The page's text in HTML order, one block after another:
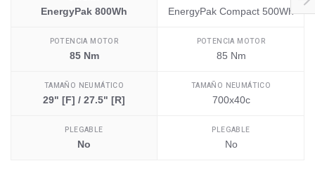
EnergyPak 800Wh
POTENCIA MOTOR
85 Nm
TAMAÑO NEUMÁTICO
29" [F] / 27.5" [R]
PLEGABLE
No
EnergyPak Compact 500Wh
POTENCIA MOTOR
85 Nm
TAMAÑO NEUMÁTICO
700x40c
PLEGABLE
No